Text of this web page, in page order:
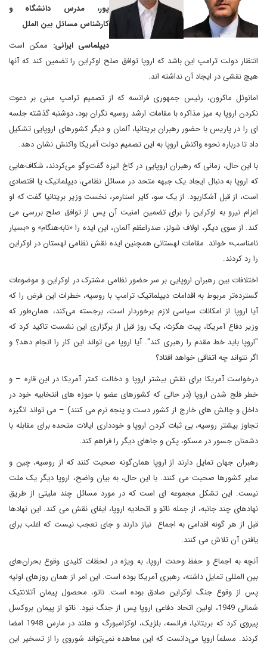
پور، مدرس دانشگاه و
کارشناس مسائل بین الملل
دیپلماسی ایرانی: ممکن است
انتظار دولت ترامپ این باشد که اروپا توافق صلح اوکراین را تضمین کند که آنها
هیچ نقشی در ایجاد آن نداشته اند.
امانوئل ماکرون، رئیس جمهوری فرانسه که از تصمیم ترامپ مبنی بر دعوت
نکردن اروپا به میز مذاکره با مقامات ارشد روسیه نگران بود، دوشنبه گذشته جلسه
ای را در پاریس با حضور رهبران بریتانیا، آلمان و دیگر کشورهای اروپایی تشکیل
داد تا درباره نحوه واکنش اروپا به این تصمیم دولت آمریکا واکنش نشان دهد.
با این حال، زمانی که رهبران اروپایی در کاخ الیزه گفت‌وگو می‌کردند، شکاف‌هایی
که اروپا به دنبال ایجاد یک جبهه متحد در مسائل نظامی، دیپلماتیک یا اقتصادی
است، از قبل آشکاربود. از یک سو، کایر استارمر، نخست وزیر بریتانیا گفت که او
اعزام نیرو به اوکراین را برای تضمین امنیت آن پس از توافق صلح بررسی می
کند. از سوی دیگر، اولاف شولز، صدراعظم آلمان، این ایده را «نابه‌هنگام» و «بسیار
نامناسب» خواند. مقامات لهستانی همچنین ایده نقش نظامی لهستان در اوکراین
را رد کردند.
اختلافات بین رهبران اروپایی بر سر حضور نظامی مشترک در اوکراین و موضوعات
گسترده‌تر مربوط به اقدامات دیپلماتیک ترامپ با روسیه، خطرات این فرض را که
آیا اروپا از امکانات سیاسی لازم برخوردار است، برجسته می‌کند، همان‌طور که
وزیر دفاع آمریکا، پیت هگزث، یک روز قبل از برگزاری این نشست تاکید کرد که
"اروپا باید خط مقدم را رهبری کند". آیا اروپا می تواند این کار را انجام دهد؟ و
اگر نتواند چه اتفاقی خواهد افتاد؟
درخواست آمریکا برای نقش بیشتر اروپا و دخالت کمتر آمریکا در این قاره – و
خطر فلج شدن اروپا (در حالی که کشورهای عضو با حوزه های انتخابیه خود در
داخل و چالش های خارج از کشور دست و پنجه نرم می کنند) – می تواند انگیزه
تجاوز بیشتر روسیه، بی ثبات کردن اروپا و خودداری ایالات متحده برای مقابله با
دشمنان جسور در مسکو، پکن و جاهای دیگر را فراهم کند.
رهبران جهان تمایل دارند از اروپا همان‌گونه صحبت کنند که از روسیه، چین و
سایر کشورها صحبت می کنند. با این حال، به بیان واضح، اروپا دیگر یک ملت
نیست. این تشکل مجموعه ای است که در مورد مسائل چند ملیتی از طریق
نهادهای چند جانبه، از جمله ناتو و اتحادیه اروپا، ایفای نقش می کند. این نهادها
قبل از هر گونه اقدامی به اجماع نیاز دارند و جای تعجب نیست که اغلب برای
یافتن آن تلاش می کنند.
آنچه به اجماع و حفظ وحدت اروپا، به ویژه در لحظات کلیدی وقوع بحران‌های
بین المللی تمایل داشته، رهبری آمریکا بوده است. این امر از همان روزهای اولیه
پس از وقوع جنگ اوکراین صادق بوده است. ناتو، محصول پیمان آتلانتیک
شمالی 1949، اولین اتحاد دفاعی اروپا پس از جنگ نبود. ناتو از پیمان بروکسل
پیروی کرد که بریتانیا، فرانسه، بلژیک، لوکزامبورگ و هلند در مارس 1948 امضا
کردند. مسلماً اروپا می‌دانست که این معاهده نمی‌تواند شوروی را از تسخیر این